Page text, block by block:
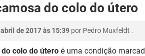
do colo do útero
de 2017 às 15:39 por Pedro Muxfeldt .
colo do útero é uma condição